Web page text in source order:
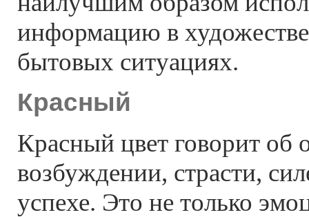
информацию в
бытовых ситуациях.
Красный
Красный цвет говорит об
возбуждении, страсти,
успехе. Это не только